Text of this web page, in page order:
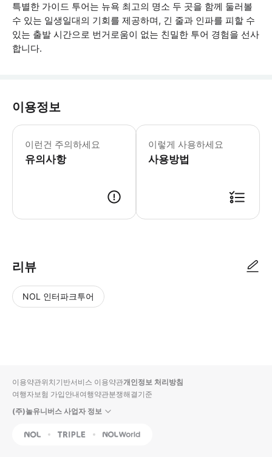
특별한 가이드 투어는 뉴욕 최고의 명소 두 곳을 함께 둘러볼
수 있는 일생일대의 기회를 제공하며, 긴 줄과 인파를 피할 수
있는 출발 시간으로 번거로움이 없는 친밀한 투어 경험을 선사
합니다.
이용정보
이런건 주의하세요
유의사항
이 투어에는 고르지 않은 표면, 자갈
이렇게 사용하세요
사용방법
리뷰
NOL 인터파크투어
입니
다.
순
상
이용약관위치기반서비스 이용약관개인정보 처리방침
여행자보험 가입안내여행약관분쟁해결기준
(주)놀유니버스 사업자 정보
NOL Triple Interpark Global